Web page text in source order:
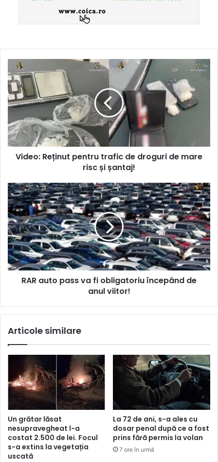
Video: Reținut pentru trafic de droguri de mare
risc și șantaj!
RAR auto pass va fi obligatoriu începând de
anul viitor!
Articole similare
Un grătar lăsat
nesupravegheat l-a
costat 2.500 de lei. Focul
s-a extins la vegetația
uscată
La 72 de ani, s-a ales cu
dosar penal după ce a fost
prins fără permis la volan
7 ore în urmă